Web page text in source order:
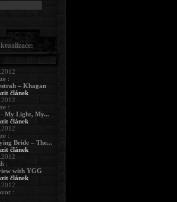
:
– Khagan
článek
:
My Light, My...
článek
:
Bride – The...
článek
:
with YGG
článek
: